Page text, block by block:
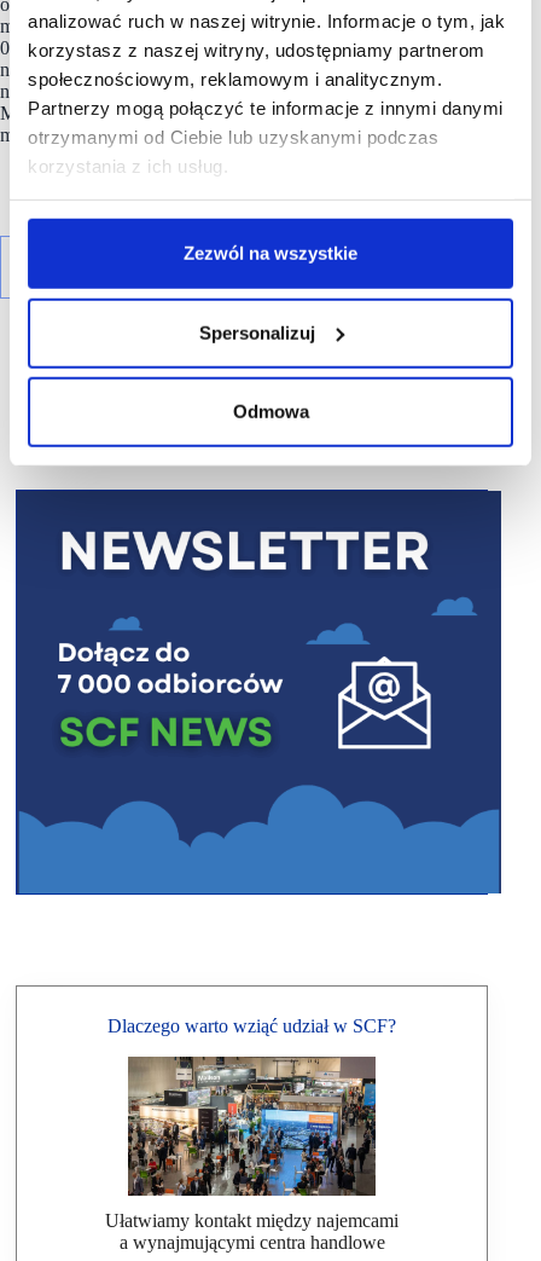
analizować ruch w naszej witrynie. Informacje o tym, jak
korzystasz z naszej witryny, udostępniamy partnerom
społecznościowym, reklamowym i analitycznym.
Partnerzy mogą połączyć te informacje z innymi danymi
otrzymanymi od Ciebie lub uzyskanymi podczas
korzystania z ich usług.
Zezwól na wszystkie
Spersonalizuj
Odmowa
miejscowościach, o łącznej powierzchni handlowej ponad 135
000 mkw. Firma posiada szesnastoletnie doświadczenie
na rynku oraz zespół doświadczonych ekspertów branży
nieruchomości handlowych. W historii swojej działalności
MMG rozwinęło, wynajęło i wybudowało ponad 500 000
mkw. powierzchni handlowo – usługowej.
R E K L A M A
Dlaczego warto wziąć udział w SCF?
Ułatwiamy kontakt między najemcami
a wynajmującymi centra handlowe